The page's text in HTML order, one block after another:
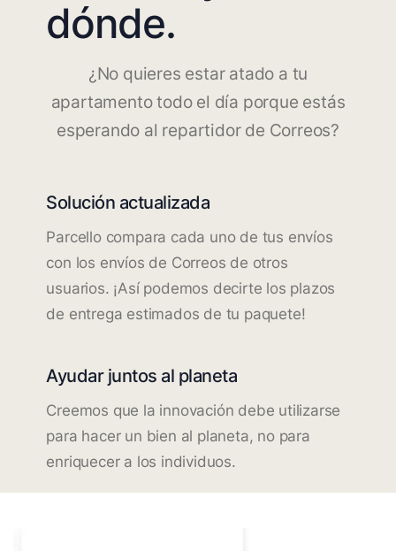
dónde.
¿No quieres estar atado a tu
apartamento todo el día porque estás
esperando al repartidor de Correos?
Solución actualizada
Parcello compara cada uno de tus envíos
con los envíos de Correos de otros
usuarios. ¡Así podemos decirte los plazos
de entrega estimados de tu paquete!
Ayudar juntos al planeta
Creemos que la innovación debe utilizarse
para hacer un bien al planeta, no para
enriquecer a los individuos.